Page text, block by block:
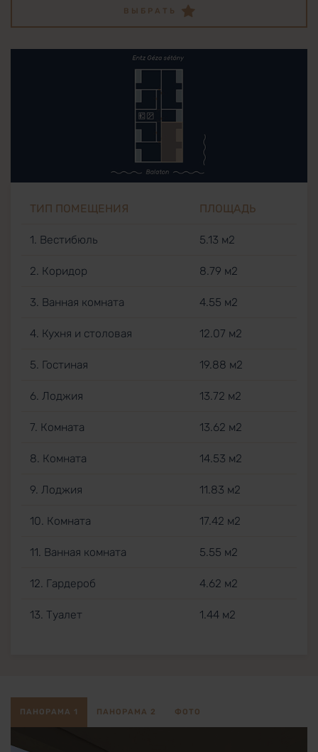
ВЫБРАТЬ
ТИП ПОМЕЩЕНИЯ ПЛОЩАДЬ
1. Вестибюль 5.13 м2
2. Коридор 8.79 м2
3. Ванная комната 4.55 м2
4. Кухня и столовая 12.07 м2
5. Гостиная 19.88 м2
6. Лоджия 13.72 м2
7. Комната 13.62 м2
8. Комната 14.53 м2
9. Лоджия 11.83 м2
10. Комната 17.42 м2
11. Ванная комната 5.55 м2
12. Гардероб 4.62 м2
13. Туалет 1.44 м2
ПАНОРАМА 1 ПАНОРАМА 2 ФОТО